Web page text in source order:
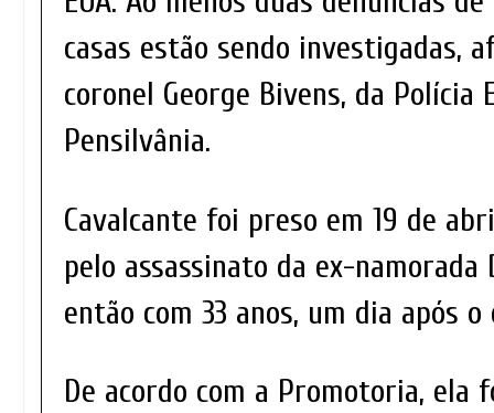
casas estão sendo investigadas,
coronel George Bivens, da Polícia
Pensilvânia.
Cavalcante foi preso em 19 de
pelo assassinato da ex-namorada
então com 33 anos, um dia após o
De acordo com a Promotoria, ela